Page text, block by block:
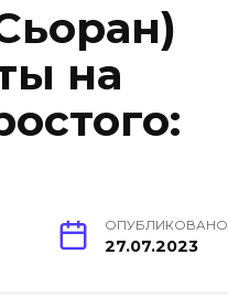
на
ОПУБЛИКОВАНО
27.07.2023